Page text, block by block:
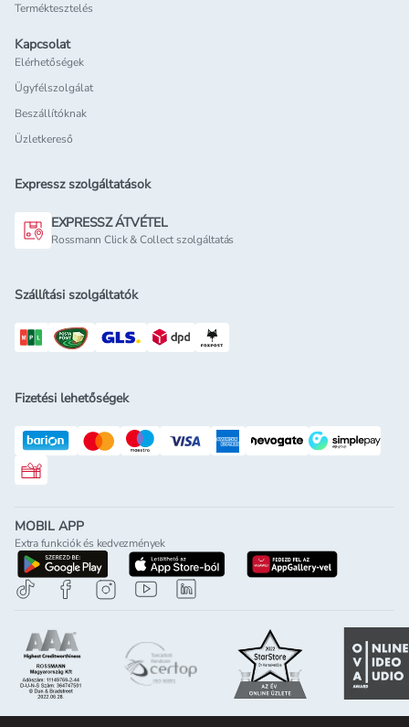
Terméktesztelés
Kapcsolat
Elérhetőségek
Ügyfélszolgálat
Beszállítóknak
Üzletkereső
Expressz szolgáltatások
EXPRESSZ ÁTVÉTEL
Rossmann Click & Collect szolgáltatás
Szállítási szolgáltatók
Fizetési lehetőségek
Rossmann ajándékkártya
MOBIL APP
Extra funkciók és kedvezmények
letöltés a google-play-rölletöltés az app-store-ból
letöltés